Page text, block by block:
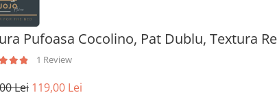
Pufoasa Cocolino, Pat Dublu, Textura
1 Review
Lei 119,00 Lei